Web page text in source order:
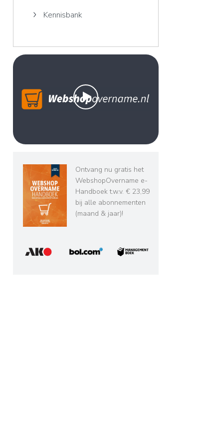
Kennisbank
Ontvang nu gratis het
WebshopOvername e-
Handboek t.w.v. € 23,99
bij alle abonnementen
(maand & jaar)!